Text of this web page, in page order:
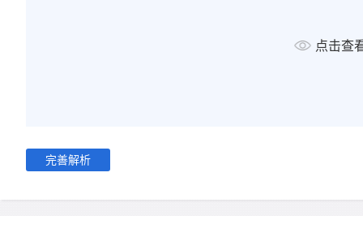
点击查
完善解析